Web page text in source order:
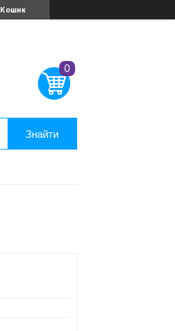
Кошик
Знайти